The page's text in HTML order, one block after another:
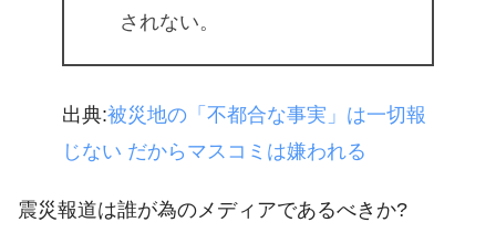
されない。
出典:被災地の「不都合な事実」は一切報
じない だからマスコミは嫌われる
震災報道は誰が為のメディアであるべきか?